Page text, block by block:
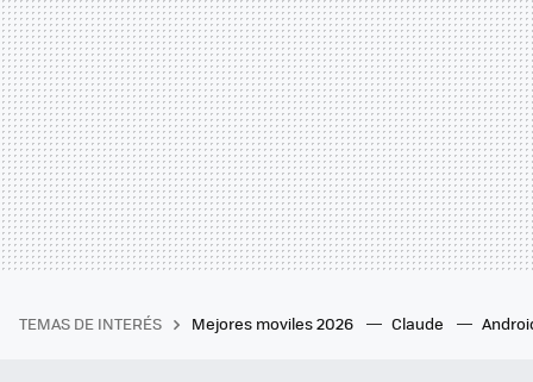
TEMAS DE INTERÉS Mejores moviles 2026 Claude